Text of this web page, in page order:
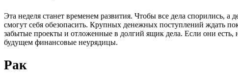
Эта неделя станет временем развития. Чтобы все дела спорились,
смогут себя обезопасить. Крупных денежных поступлений ждать
забытые проекты и отложенные в долгий ящик дела. Если они
будущем финансовые неурядицы.
Рак